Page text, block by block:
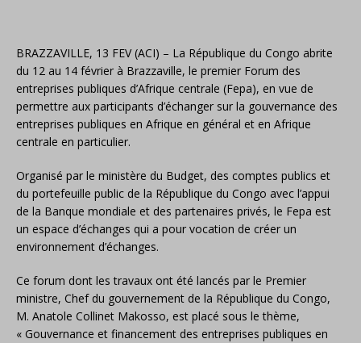
BRAZZAVILLE, 13 FEV (ACI) – La République du Congo abrite
du 12 au 14 février à Brazzaville, le premier Forum des
entreprises publiques d’Afrique centrale (Fepa), en vue de
permettre aux participants d’échanger sur la gouvernance des
entreprises publiques en Afrique en général et en Afrique
centrale en particulier.
Organisé par le ministère du Budget, des comptes publics et
du portefeuille public de la République du Congo avec l’appui
de la Banque mondiale et des partenaires privés, le Fepa est
un espace d’échanges qui a pour vocation de créer un
environnement d’échanges.
Ce forum dont les travaux ont été lancés par le Premier
ministre, Chef du gouvernement de la République du Congo,
M. Anatole Collinet Makosso, est placé sous le thème,
« Gouvernance et financement des entreprises publiques en